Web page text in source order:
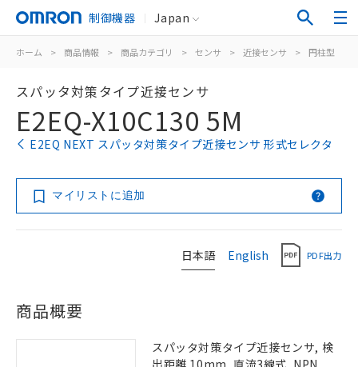
制御機器 Japan
ホーム > 商品情報 > 商品カテゴリ > センサ > 近接センサ > 円柱型
スパッタ対策タイプ近接センサ
E2EQ-X10C130 5M
E2EQ NEXT スパッタ対策タイプ近接センサ 形式セレクタ
マイリストに追加
日本語 English PDF出力
商品概要
スパッタ対策タイプ近接センサ, 検
出距離 10mm, 直流3線式, NPN,